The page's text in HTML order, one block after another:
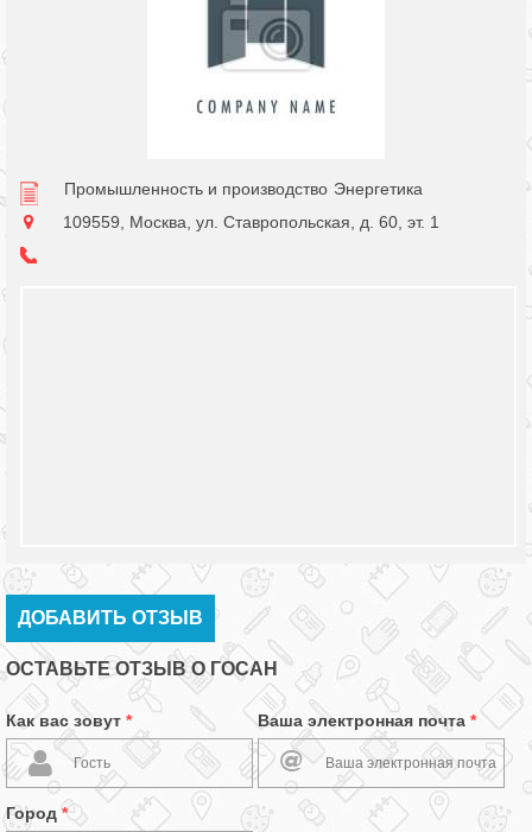
Промышленность и производство Энергетика
109559, Москва, ул. Ставропольская, д. 60, эт. 1
ДОБАВИТЬ ОТЗЫВ
ОСТАВЬТЕ ОТЗЫВ О ГОСАН
Как вас зовут * Ваша электронная почта *
Город *